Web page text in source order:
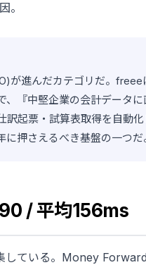
。
が進んだカテゴリだ。
『中堅企業の会計データ
起票・試算表取得を自動
押さえるべき基盤の一つだ
/ 平均156ms
している。Money